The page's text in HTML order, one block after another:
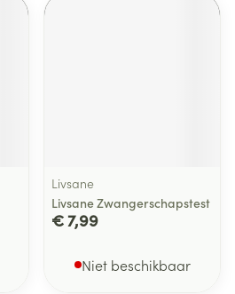
Livsane
Livsane Zwangerschapstest
€ 7,99
Niet beschikbaar